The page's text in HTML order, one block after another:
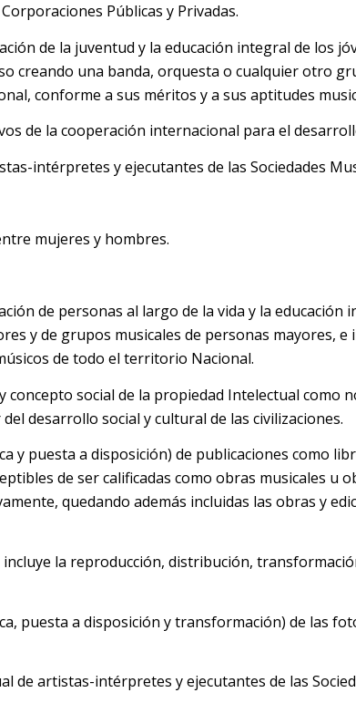
Públicas y Privadas.
de la juventud y la educación integral de los
creando una banda, orquesta o cualquier otro
conforme a sus méritos y a sus aptitudes
de la cooperación internacional para el
intérpretes y ejecutantes de las Sociedades
mujeres y hombres.
de personas al largo de la vida y la educación
y de grupos musicales de personas mayores,
de todo el territorio Nacional.
social de la propiedad Intelectual como
desarrollo social y cultural de las civilizaciones.
y puesta a disposición) de publicaciones como
de ser calificadas como obras musicales u
quedando además incluidas las obras y
la reproducción, distribución,
puesta a disposición y transformación) de las
de artistas-intérpretes y ejecutantes de las